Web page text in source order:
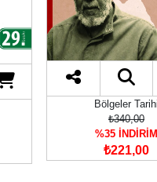
Bölgeler Tarihi
₺340,00
%35 İNDİRİM
₺221,00